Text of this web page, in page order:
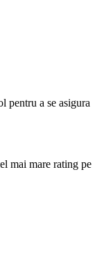
pentru a se asigura
mai mare rating pe